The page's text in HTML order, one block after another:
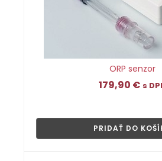
ORP senzor
179,90 € s
PRIDAŤ DO